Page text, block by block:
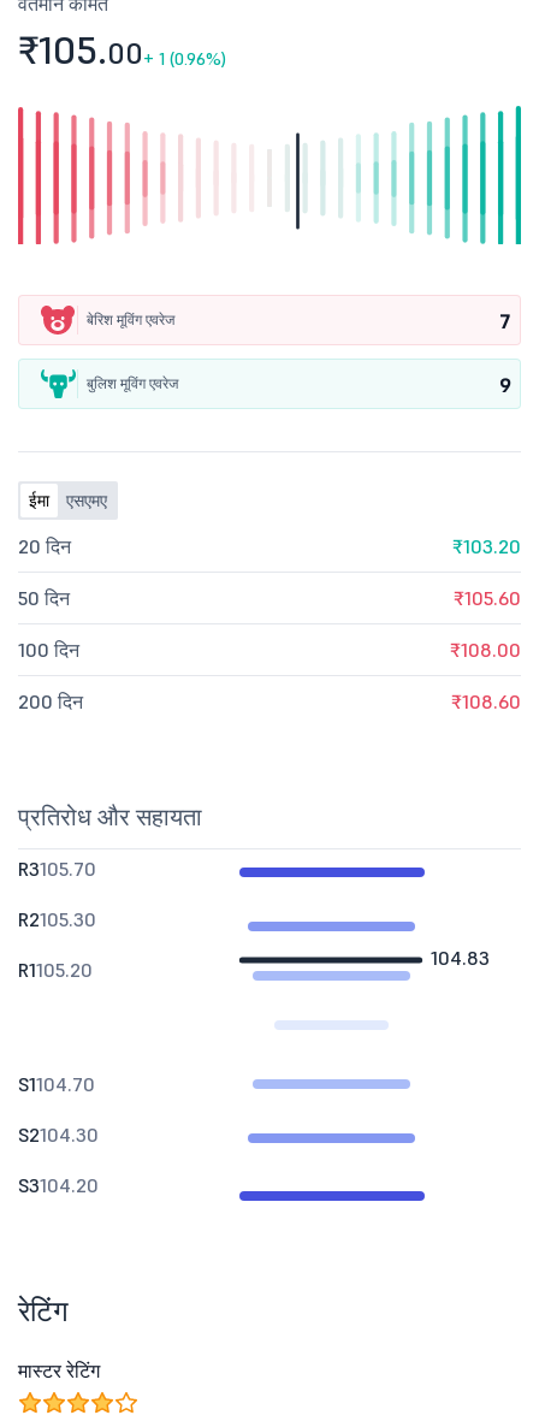
₹105.00+ 1 (0.96%)
बेरिश मूविंग एवरेज 7
बुलिश मूविंग एवरेज 9
ईमा एसएमए
20 दिन ₹103.20
50 दिन ₹105.60
100 दिन ₹108.00
200 दिन ₹108.60
प्रतिरोध और सहायता
104.83
R3105.70
R2105.30
R1105.20
S1104.70
S2104.30
S3104.20
रेटिंग
मास्टर रेटिंग